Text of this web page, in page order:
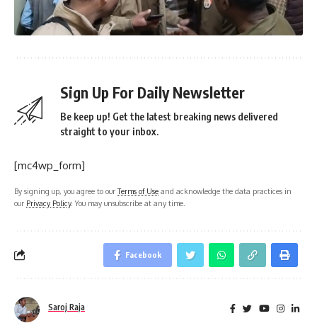
Sign Up For Daily Newsletter
Be keep up! Get the latest breaking news delivered
straight to your inbox.
[mc4wp_form]
By signing up, you agree to ourTerms of Use and acknowledge the data practices in
our Privacy Policy. You may unsubscribe at any time.
Facebook
Saroj Raja